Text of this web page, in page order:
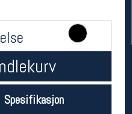
Spesifikasjon